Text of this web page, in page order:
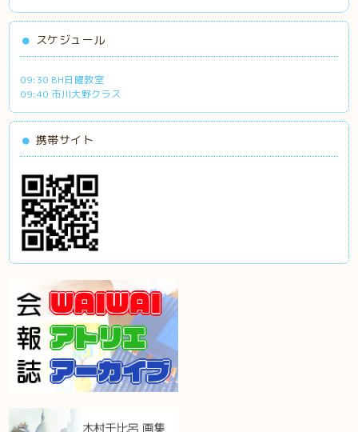
スケジュール
09:30 BH日曜教室
09:40 市川大野クラス
携帯サイト